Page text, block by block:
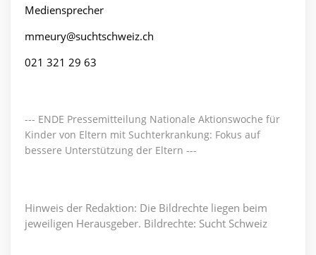
Mediensprecher
mmeury@suchtschweiz.ch
021 321 29 63
--- ENDE Pressemitteilung Nationale Aktionswoche für
Kinder von Eltern mit Suchterkrankung: Fokus auf
bessere Unterstützung der Eltern ---
Hinweis der Redaktion: Die Bildrechte liegen beim
jeweiligen Herausgeber. Bildrechte: Sucht Schweiz